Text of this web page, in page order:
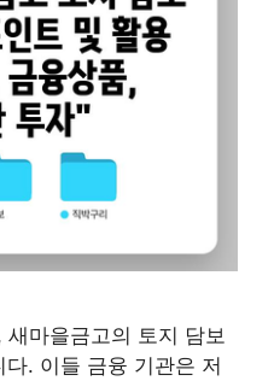
마을금고의 토지 담보
. 이들 금융 기관은 저